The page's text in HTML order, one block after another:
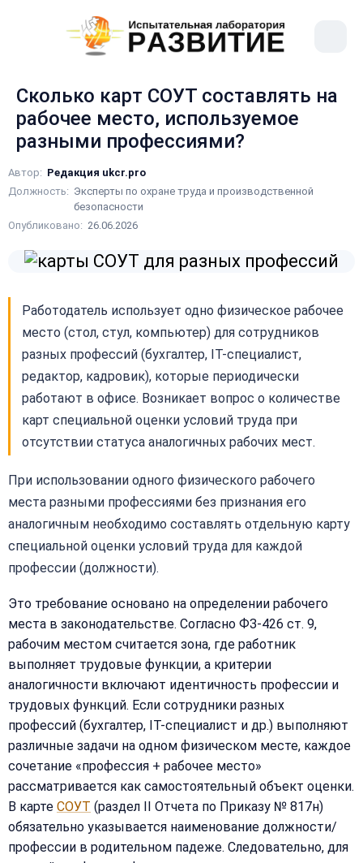
Сколько карт СОУТ составлять на
рабочее место, используемое
разными профессиями?
Автор: Редакция ukcr.pro
Должность: Эксперты по охране труда и производственной
безопасности
Опубликовано: 26.06.2026
Работодатель использует одно физическое рабочее
место (стол, стул, компьютер) для сотрудников
разных профессий (бухгалтер, IT-специалист,
редактор, кадровик), которые периодически
работают в офисе. Возникает вопрос о количестве
карт специальной оценки условий труда при
отсутствии статуса аналогичных рабочих мест.
При использовании одного физического рабочего
места разными профессиями без признания его
аналогичным необходимо составлять отдельную карту
специальной оценки условий труда для каждой
профессии (должности).
Это требование основано на определении рабочего
места в законодательстве. Согласно ФЗ-426 ст. 9,
рабочим местом считается зона, где работник
выполняет трудовые функции, а критерии
аналогичности включают идентичность профессии и
трудовых функций. Если сотрудники разных
профессий (бухгалтер, IT-специалист и др.) выполняют
различные задачи на одном физическом месте, каждое
сочетание «профессия + рабочее место»
рассматривается как самостоятельный объект оценки.
В карте СОУТ (раздел II Отчета по Приказу № 817н)
обязательно указывается наименование должности/
профессии в родительном падеже. Следовательно, для